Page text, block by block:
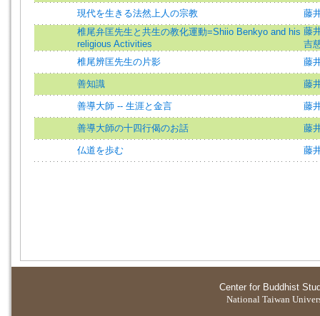
現代を生きる法然上人の宗教
藤
椎尾弁匡先生と共生の教化運動=Shiio Benkyo and his
religious Activities
藤
吉
椎尾辨匡先生の片影
藤
善知識 藤
善導大師 -- 生涯と金言 藤
善導大師の十四行偈のお話 藤
仏道を歩む 藤
Center for Buddhist
National Taiwan